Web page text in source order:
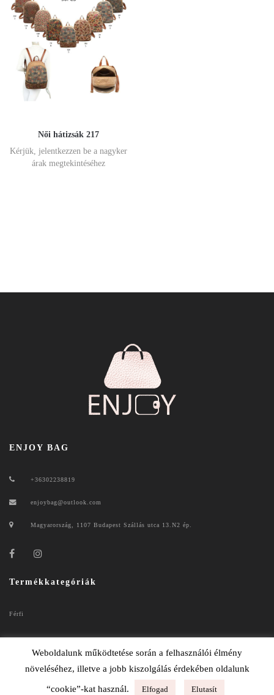
Női hátizsák 217
Kérjük, jelentkezzen be a nagyker
árak megtekintéséhez
ENJOY BAG
+36302238819
enjoybag@outlook.com
Magyarország, 1107 Budapest Szállás utca 13.N2 ép.
Termékkategóriák
Férfi
Weboldalunk működtetése során a felhasználói élmény
növeléséhez, illetve a jobb kiszolgálás érdekében oldalunk
“cookie”-kat használ. Elfogad Elutasít